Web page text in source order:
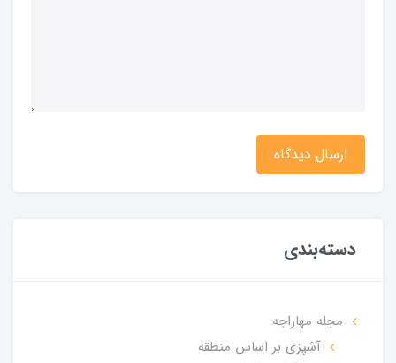
ارسال دیدگاه
دسته‌بندی
مجله مهاراجه
آشپزی بر اساس منطقه